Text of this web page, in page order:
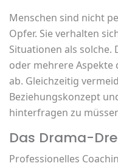
Menschen sind nicht
Opfer. Sie verhalten
Situationen als solche.
oder mehrere Aspekte
ab. Gleichzeitig
Beziehungskonzept
hinterfragen zu
Das Drama-
Professionelles